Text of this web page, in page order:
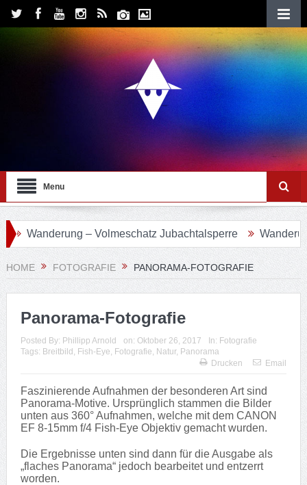
Menu
Wanderung – Volmeschatz Jubachtalsperre Wanderung
HOME FOTOGRAFIE PANORAMA-FOTOGRAFIE
Panorama-Fotografie
Posted By: Phillipp Arnold on: Oktober 26, 2017 In: Fotografie
Tags: Breitbild Fish-Eye Fotografie Natur, Panorama
Drucken
Email
Faszinierende Aufnahmen der besonderen Art sind
Panorama-Motive. Ursprünglich stammen die Bilder
unten aus 360° Aufnahmen, welche mit dem CANON
EF 8-15mm f/4 Fish-Eye Objektiv gemacht wurden.
Die Ergebnisse unten sind dann für die Ausgabe als
„flaches Panorama“ jedoch bearbeitet und entzerrt
worden.